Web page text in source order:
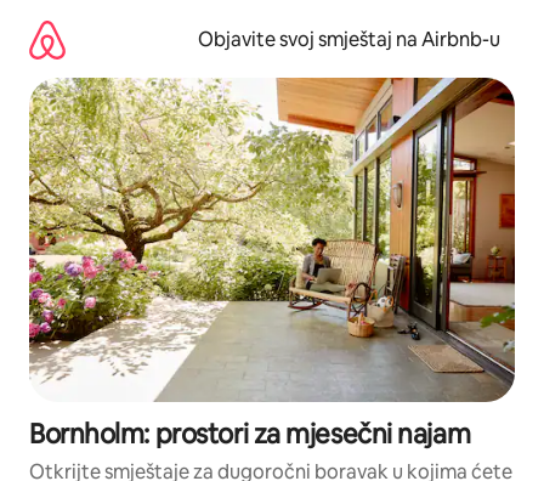
sadržaj
Objavite svoj smještaj na Airbnb-u
Bornholm: prostori za mjesečni najam
Otkrijte smještaje za dugoročni boravak u kojima ćete